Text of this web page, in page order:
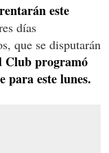
este
días
que se disputarán
Club programó
para este lunes.